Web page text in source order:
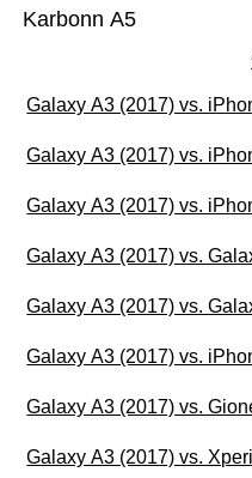
Karbonn A5
Galaxy A3 (2017) vs.
Galaxy A3 (2017) vs.
Galaxy A3 (2017) vs.
Galaxy A3 (2017) vs.
Galaxy A3 (2017) vs.
Galaxy A3 (2017) vs.
Galaxy A3 (2017) vs.
Galaxy A3 (2017) vs.